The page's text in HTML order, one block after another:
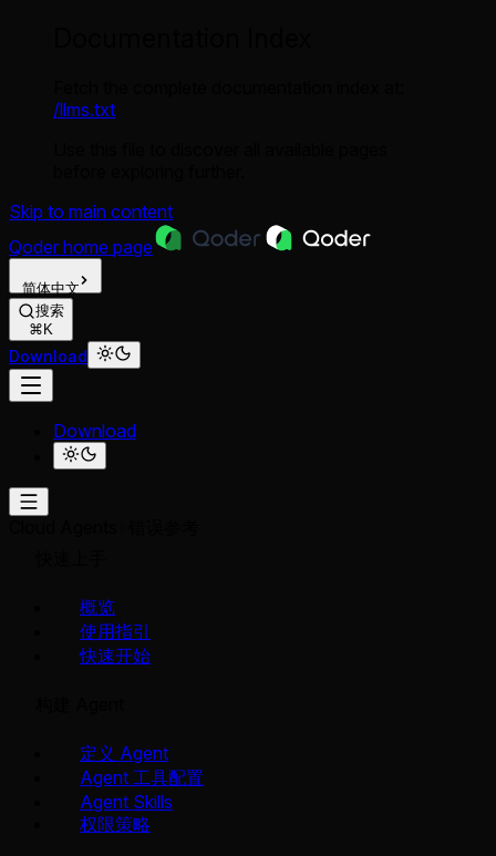
/llms.txt
Skip to main content
Qoder home page
简体中文
搜索
⌘K
Download
Download
概览
使用指引
快速开始
定义 Agent
Agent 工具配置
Agent Skills
权限策略